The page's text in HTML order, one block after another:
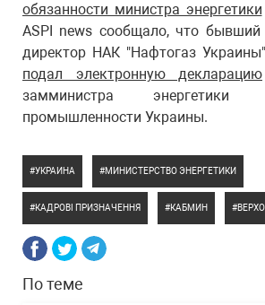
обязанности министра энергетики
ASPI news сообщало, что бывший
директор НАК "Нафтогаз
подал электронную декларацию
замминистра
промышленности Украины.
УКРАИНА МИНИСТЕРСТВО ЭНЕРГЕТИКИ
КАДРОВІ ПРИЗНАЧЕННЯ КАБМИН
По теме